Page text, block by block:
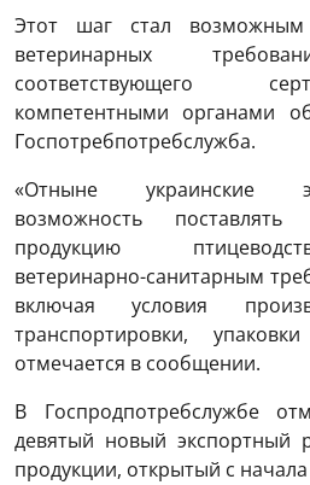
Этот шаг стал возможным
ветеринарных
соответствующего
компетентными органами
Госпотребпотребслужба.
«Отныне украинские
возможность
продукцию
ветеринарно-санитарным
включая условия
транспортировки,
отмечается в сообщении.
В Госпродпотребслужбе
девятый новый экспортный
продукции, открытый с начала